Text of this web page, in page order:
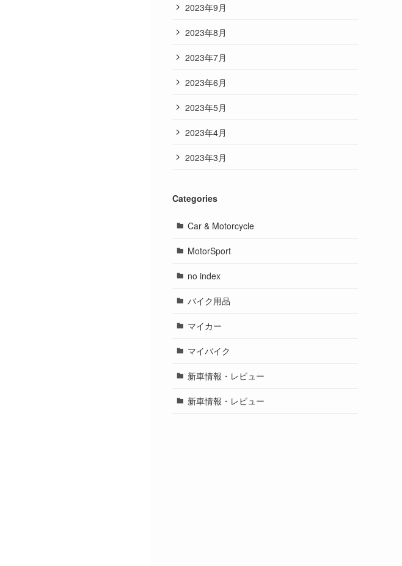
2023年9月
2023年8月
2023年7月
2023年6月
2023年5月
2023年4月
2023年3月
Categories
Car & Motorcycle
MotorSport
no index
バイク用品
マイカー
マイバイク
新車情報・レビュー
新車情報・レビュー